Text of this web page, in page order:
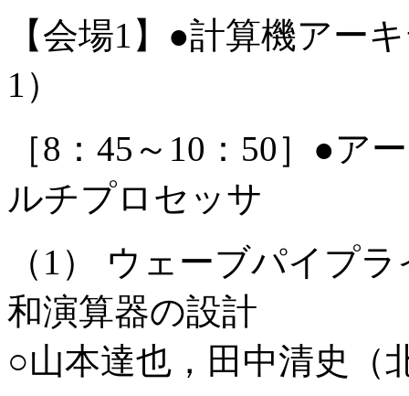
【会場1】●計算機アー
1）
［8：45～10：50］●ア
ルチプロセッサ
（1） ウェーブパイプ
和演算器の設計
○山本達也，田中清史（